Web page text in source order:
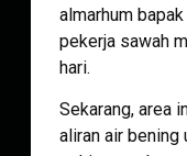
almarhum
pekerja sawah
hari.
Sekarang, area
aliran air bening